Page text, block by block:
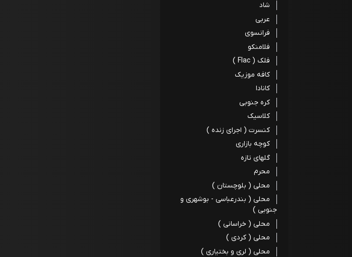
شاد
عربی
فرانسوی
فلامنکو
فلک ( Flac )
کافه موزیک
کانادا
کره جنوبی
کلاسیک
کنسرت ( اجرای زنده )
کوچه بازاری
گلهای تازه
محرم
محلی ( بلوچستان )
محلی ( بندرعباسی - بوشهری و
جنوبی )
محلی ( خراسانی )
محلی ( کردی )
محلی ( لری و بختیاری )